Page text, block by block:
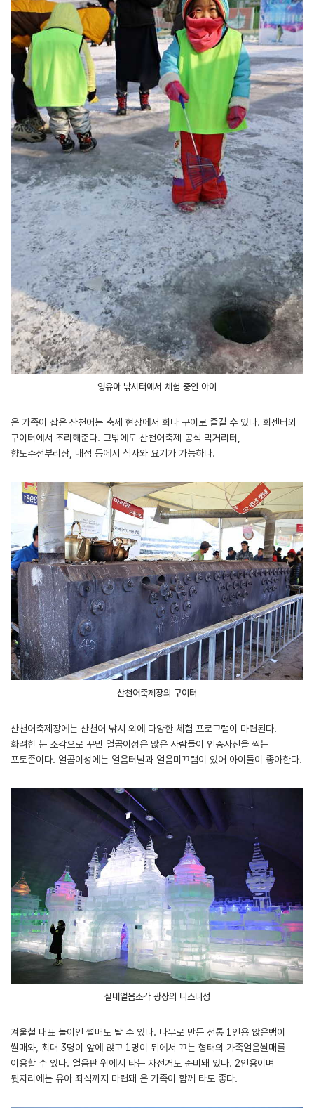
영유아 낚시터에서 체험 중인 아이
온 가족이 잡은 산천어는 축제 현장에서 회나 구이로 즐길 수 있다. 회센터와
구이터에서 조리해준다. 그밖에도 산천어축제 공식 먹거리터,
향토주전부리장, 매점 등에서 식사와 요기가 가능하다.
산천어축제장의 구이터
산천어축제장에는 산천어 낚시 외에 다양한 체험 프로그램이 마련된다.
화려한 눈 조각으로 꾸민 얼곰이성은 많은 사람들이 인증사진을 찍는
포토존이다. 얼곰이성에는 얼음터널과 얼음미끄럼이 있어 아이들이 좋아한다.
실내얼음조각 광장의 디즈니성
겨울철 대표 놀이인 썰매도 탈 수 있다. 나무로 만든 전통 1인용 앉은뱅이
썰매와, 최대 3명이 앞에 앉고 1명이 뒤에서 끄는 형태의 가족얼음썰매를
이용할 수 있다. 얼음판 위에서 타는 자전거도 준비돼 있다. 2인용이며
뒷자리에는 유아 좌석까지 마련돼 온 가족이 함께 타도 좋다.